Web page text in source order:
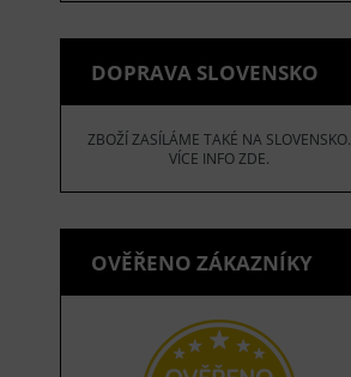
DOPRAVA SLOVENSKO
ZBOŽÍ ZASÍLÁME TAKÉ NA SLOVENSKO.
VÍCE INFO ZDE.
OVĚŘENO ZÁKAZNÍKY